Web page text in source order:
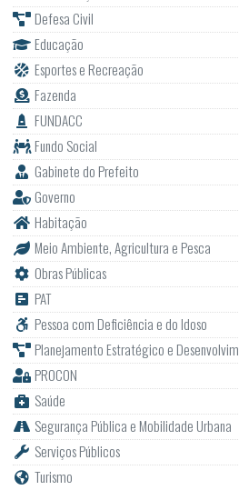
Defesa Civil
Educação
Esportes e Recreação
Fazenda
FUNDACC
Fundo Social
Gabinete do Prefeito
Governo
Habitação
Meio Ambiente, Agricultura e Pesca
Obras Públicas
PAT
Pessoa com Deficiência e do Idoso
Planejamento Estratégico e Desenvolvimento
PROCON
Saúde
Segurança Pública e Mobilidade Urbana
Serviços Públicos
Turismo